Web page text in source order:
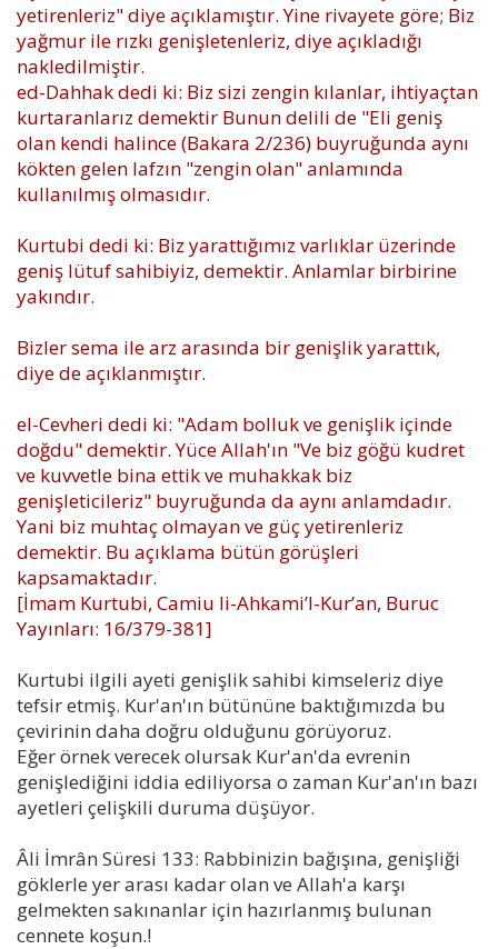
yetirenleriz" diye açıklamıştır. Yine rivayete göre; Biz
yağmur ile rızkı genişletenleriz, diye açıkladığı
nakledilmiştir.
ed-Dahhak dedi ki: Biz sizi zengin kılanlar, ihtiyaçtan
kurtaranlarız demektir Bunun delili de "Eli geniş
olan kendi halince (Bakara 2/236) buyruğunda aynı
kökten gelen lafzın "zengin olan" anlamında
kullanılmış olmasıdır.
Kurtubi dedi ki: Biz yarattığımız varlıklar üzerinde
geniş lütuf sahibiyiz, demektir. Anlamlar birbirine
yakındır.
Bizler sema ile arz arasında bir genişlik yarattık,
diye de açıklanmıştır.
el-Cevheri dedi ki: "Adam bolluk ve genişlik içinde
doğdu" demektir. Yüce Allah'ın "Ve biz göğü kudret
ve kuvvetle bina ettik ve muhakkak biz
genişleticileriz" buyruğunda da aynı anlamdadır.
Yani biz muhtaç olmayan ve güç yetirenleriz
demektir. Bu açıklama bütün görüşleri
kapsamaktadır.
[İmam Kurtubi, Camiu li-Ahkami’l-Kur’an, Buruc
Yayınları: 16/379-381]
Kurtubi ilgili ayeti genişlik sahibi kimseleriz diye
tefsir etmiş. Kur'an'ın bütününe baktığımızda bu
çevirinin daha doğru olduğunu görüyoruz.
Eğer örnek verecek olursak Kur'an'da evrenin
genişlediğini iddia ediliyorsa o zaman Kur'an'ın bazı
ayetleri çelişkili duruma düşüyor.
Âli İmrân Süresi 133: Rabbinizin bağışına, genişliği
göklerle yer arası kadar olan ve Allah'a karşı
gelmekten sakınanlar için hazırlanmış bulunan
cennete koşun.!